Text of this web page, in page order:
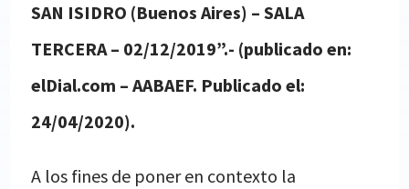
SAN ISIDRO (Buenos Aires) – SALA
TERCERA – 02/12/2019”.- (publicado en:
elDial.com – AABAEF. Publicado el:
24/04/2020).
A los fines de poner en contexto la